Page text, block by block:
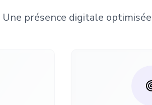
Une présence digitale